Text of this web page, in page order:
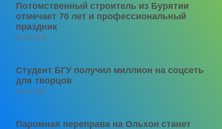
Потомственный строитель из Бурятии
отмечает 70 лет и профессиональный
праздник
06.08.2026
Студент БГУ получил миллион на соцсеть
для творцов
06.08.2026
Паромная переправа на Ольхон станет